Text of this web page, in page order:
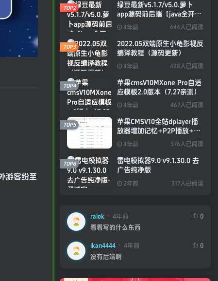
游客纷至
绿豆最新v5.1.7/v5.0.萝卜
app源码前后端【java全开源
免授权】
4年前 644人已阅读
TOP2
2022.05双端原生小龟影视反
编译教程（源码更新）
4年前 488人已阅读
TOP3
苹果cmsV10MXone Pro自适
应模板2.0版本（7.27亲测）
4年前 467人已阅读
TOP4
苹果CMSV10全站dplayer播
放器增加记忆+P2P播放+弹
幕+自动下一集功能
4年前 376人已阅读
TOP5
雷电模拟器9.0 v9.1.30.0 去
广告纯净版
2年前 317人已阅读
TOP6
ralok 4年前
0
看看写的什么东西
ikan4444 4年前
0
没有后端啊